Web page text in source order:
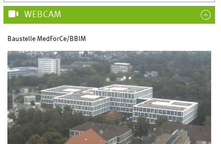
WEBCAM
Baustelle MedForCe/BBIM